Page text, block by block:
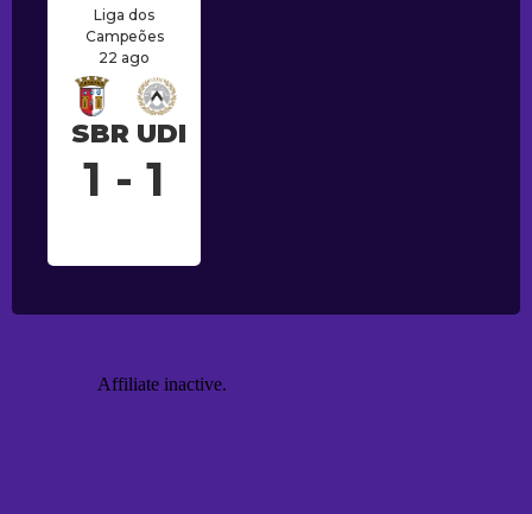
Liga dos
Campeões
22 ago
SBR UDI
1 - 1